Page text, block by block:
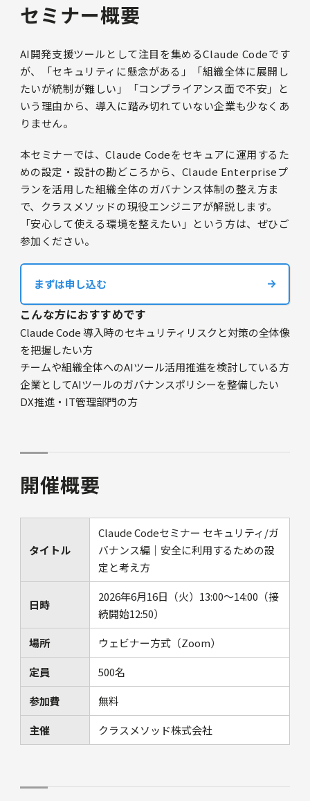
セミナー概要
AI開発支援ツールとして注目を集めるClaude Codeです
が、「セキュリティに懸念がある」「組織全体に展開し
たいが統制が難しい」「コンプライアンス面で不安」と
いう理由から、導入に踏み切れていない企業も少なくあ
りません。
本セミナーでは、Claude Codeをセキュアに運用するた
めの設定・設計の勘どころから、Claude Enterpriseプ
ランを活用した組織全体のガバナンス体制の整え方ま
で、クラスメソッドの現役エンジニアが解説します。
「安心して使える環境を整えたい」という方は、ぜひご
参加ください。
まずは申し込む
こんな方におすすめです
Claude Code 導入時のセキュリティリスクと対策の全体像
を把握したい方
チームや組織全体へのAIツール活用推進を検討している方
企業としてAIツールのガバナンスポリシーを整備したい
DX推進・IT管理部門の方
開催概要
タイトル
Claude Codeセミナー セキュリティ/ガ
バナンス編｜安全に利用するための設
定と考え方
日時
2026年6月16日（火）13:00～14:00（接
続開始12:50）
場所
ウェビナー方式（Zoom）
定員
500名
参加費
無料
主催
クラスメソッド株式会社